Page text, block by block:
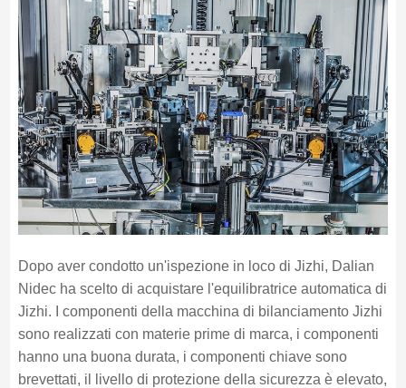
Dopo aver condotto un'ispezione in loco di Jizhi, Dalian
Nidec ha scelto di acquistare l'equilibratrice automatica di
Jizhi. I componenti della macchina di bilanciamento Jizhi
sono realizzati con materie prime di marca, i componenti
hanno una buona durata, i componenti chiave sono
brevettati, il livello di protezione della sicurezza è elevato,